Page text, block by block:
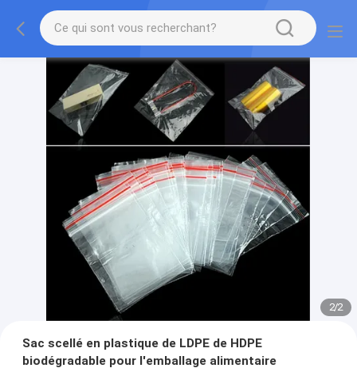
2/2
Sac scellé en plastique de LDPE de HDPE
biodégradable pour l'emballage alimentaire